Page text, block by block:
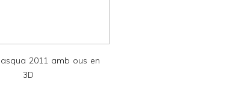
2011 amb ous en
3D